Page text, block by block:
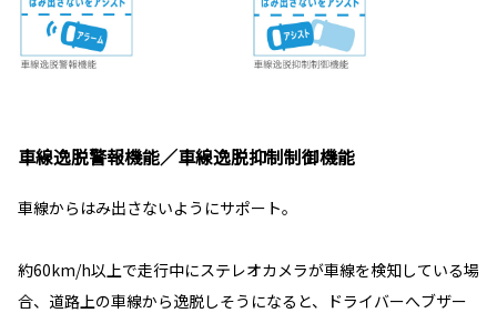
車線逸脱警報機能／車線逸脱抑制制御機能
車線からはみ出さないようにサポート。
約60km/h以上で走行中にステレオカメラが車線を検知している場
合、道路上の車線から逸脱しそうになると、ドライバーへブザー